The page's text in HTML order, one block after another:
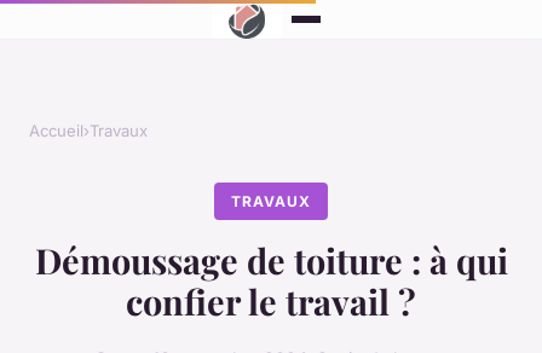
Accueil›Travaux
TRAVAUX
Démoussage de toiture : à qui
confier le travail ?